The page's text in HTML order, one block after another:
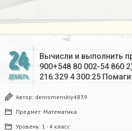
24
ДЕКАБРЬ
Вычисли и выполнить
900+548 80 002-54 860
216:329 4 300:25
Автор: denromenskiy4839
Предмет: Математика
Уровень: 1 - 4 класс